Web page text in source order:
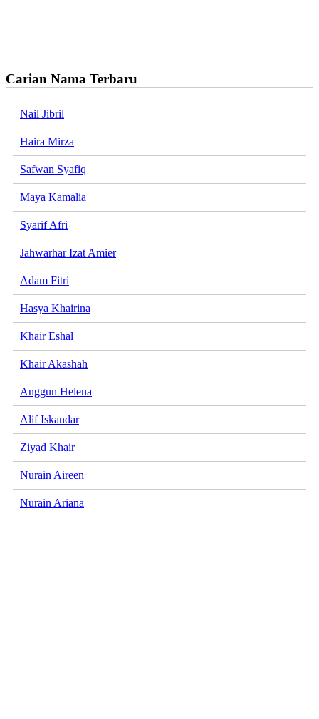
Carian Nama Terbaru
Nail Jibril
Haira Mirza
Safwan Syafiq
Maya Kamalia
Syarif Afri
Jahwarhar Izat Amier
Adam Fitri
Hasya Khairina
Khair Eshal
Khair Akashah
Anggun Helena
Alif Iskandar
Ziyad Khair
Nurain Aireen
Nurain Ariana